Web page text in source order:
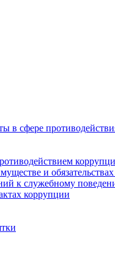
в сфере
и
к служебному
коррупции